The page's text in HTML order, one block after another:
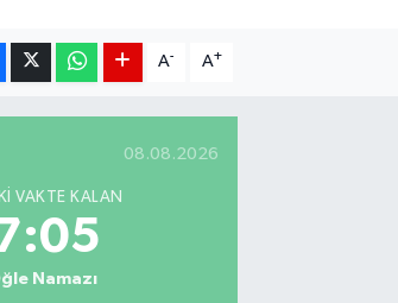
A- A+
08.08.2026
VAKTE KALAN
Namazı